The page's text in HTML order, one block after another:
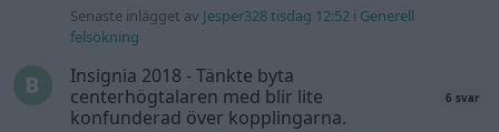
Senaste inlägget av Jesper328 tisdag 12:52 i Generell
felsökning
Insignia 2018 - Tänkte byta
centerhögtalaren med blir lite
konfunderad över kopplingarna.
6 svar